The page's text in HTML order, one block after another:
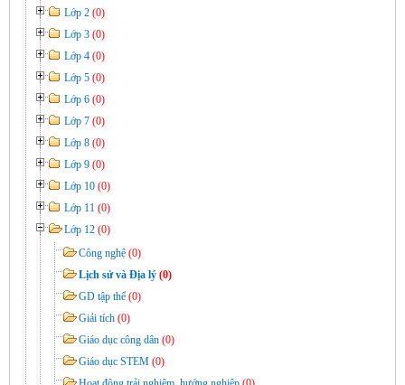
Lớp 2 (0)
Lớp 3 (0)
Lớp 4 (0)
Lớp 5 (0)
Lớp 6 (0)
Lớp 7 (0)
Lớp 8 (0)
Lớp 9 (0)
Lớp 10 (0)
Lớp 11 (0)
Lớp 12 (0)
Công nghệ (0)
Lịch sử và Địa lý (0)
GD tập thể(0)
Giải tích (0)
Giáo dục công dân (0)
Giáo dục STEM (0)